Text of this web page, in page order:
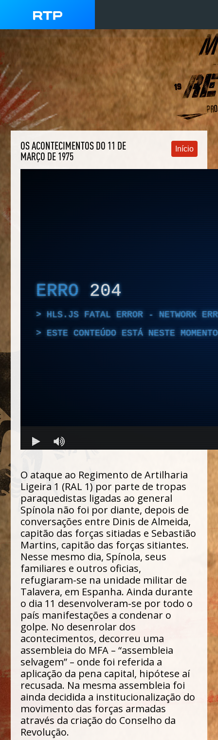
OS ACONTECIMENTOS DO 11 DE
MARÇO DE 1975
Início
O ataque ao Regimento de Artilharia
Ligeira 1 (RAL 1) por parte de tropas
paraquedistas ligadas ao general
Spínola não foi por diante, depois de
conversações entre Dinis de Almeida,
capitão das forças sitiadas e Sebastião
Martins, capitão das forças sitiantes.
Nesse mesmo dia, Spínola, seus
familiares e outros oficias,
refugiaram-se na unidade militar de
Talavera, em Espanha. Ainda durante
o dia 11 desenvolveram-se por todo o
país manifestações a condenar o
golpe. No desenrolar dos
acontecimentos, decorreu uma
assembleia do MFA – “assembleia
selvagem” – onde foi referida a
aplicação da pena capital, hipótese aí
recusada. Na mesma assembleia foi
ainda decidida a institucionalização do
movimento das forças armadas
através da criação do Conselho da
Revolução.